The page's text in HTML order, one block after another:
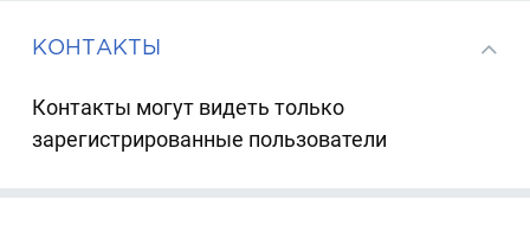
КОНТАКТЫ
Контакты могут видеть только
зарегистрированные пользователи